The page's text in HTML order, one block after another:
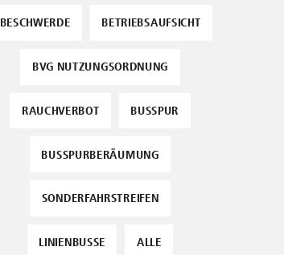
BESCHWERDE BETRIEBSAUFSICHT
BVG NUTZUNGSORDNUNG
RAUCHVERBOT BUSSPUR
BUSSPURBERÄUMUNG
SONDERFAHRSTREIFEN
LINIENBUSSE ALLE